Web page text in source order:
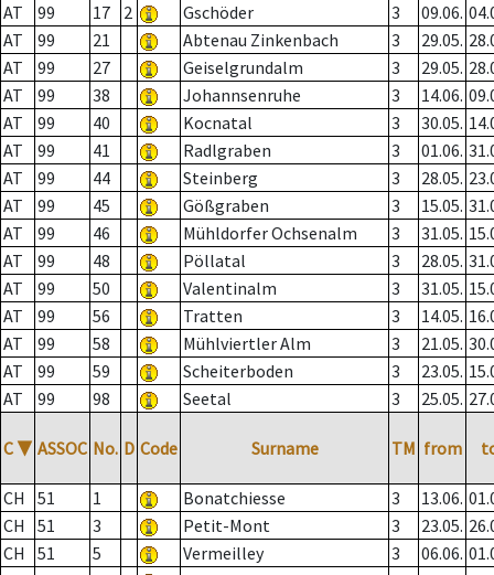
AT
99 17 2 Gschöder 3 09.06.
AT
99 21 Abtenau Zinkenbach 3 29.05.
AT
99 27 Geiselgrundalm 3 29.05.
AT
99 38 Johannsenruhe 3 14.06.
AT
99 40 Kocnatal 3 30.05.
AT
99 41 Radlgraben 3 01.06.
AT
99 44 Steinberg 3 28.05.
AT
99 45 Gößgraben 3 15.05.
AT
99 46 Mühldorfer Ochsenalm 3 31.05.
AT
99 48 Pöllatal 3 28.05.
AT
99 50 Valentinalm 3 31.05.
AT
99 56 Tratten 3 14.05.
AT
99 58 Mühlviertler Alm 3 21.05.
AT
99 59 Scheiterboden 3 23.05.
AT
99 98 Seetal 3 25.05.
C ▼ ASSOC No. D Code Surname TM from
CH 51 1 Bonatchiesse 3 13.06.
CH
51 3 Petit-Mont 3 23.05.
CH
51 5 Vermeilley 3 06.06.